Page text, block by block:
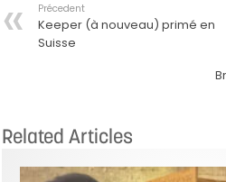
Précedent
Keeper (à nouveau) primé en
Suisse
Related Articles